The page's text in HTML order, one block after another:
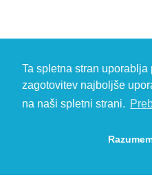
Ta spletna stran uporablja
zagotovitev najboljše
na naši spletni strani.
HEADQUARTERS: T: +386 (0)7 35 65